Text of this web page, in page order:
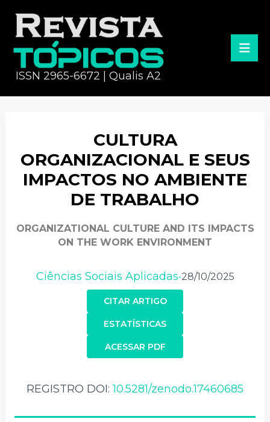
ISSN 2965-6672 | Qualis A2
CULTURA
ORGANIZACIONAL E SEUS
IMPACTOS NO AMBIENTE
DE TRABALHO
ORGANIZATIONAL CULTURE AND ITS IMPACTS
ON THE WORK ENVIRONMENT
Ciências Sociais Aplicadas•28/10/2025
CITAR ARTIGO
ACESSAR PDF
ESTATÍSTICAS
REGISTRO DOI:10.5281/zenodo.17460685